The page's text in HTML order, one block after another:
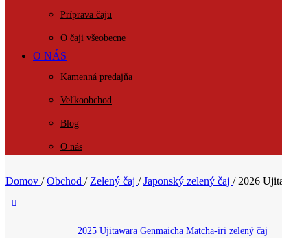
Príprava čaju
O čaji všeobecne
O NÁS
Kamenná predajňa
Veľkoobchod
Blog
O nás
Domov / Obchod / Zelený čaj / Japonský zelený čaj / 2026
2025 Ujitawara Genmaicha Matcha-iri zelený čaj